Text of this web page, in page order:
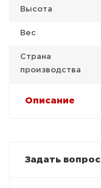
Высота
Вес
Страна
производства
Описание
Задать вопрос